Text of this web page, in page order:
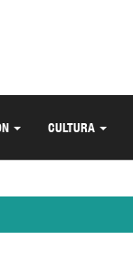
CULTURA